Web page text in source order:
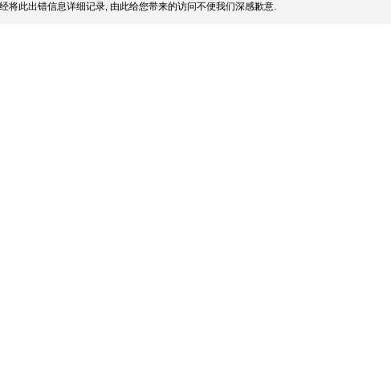
将此出错信息详细记录, 由此给您带来的访问不便我们深感歉意.